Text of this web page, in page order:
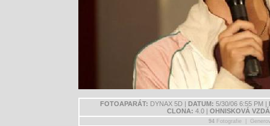
FOTOAPARÁT: DYNAX 5D | DATUM: 5/30/06 6:55 PM |
CLONA: 4.0 | OHNISKOVÁ
94Fotografie |